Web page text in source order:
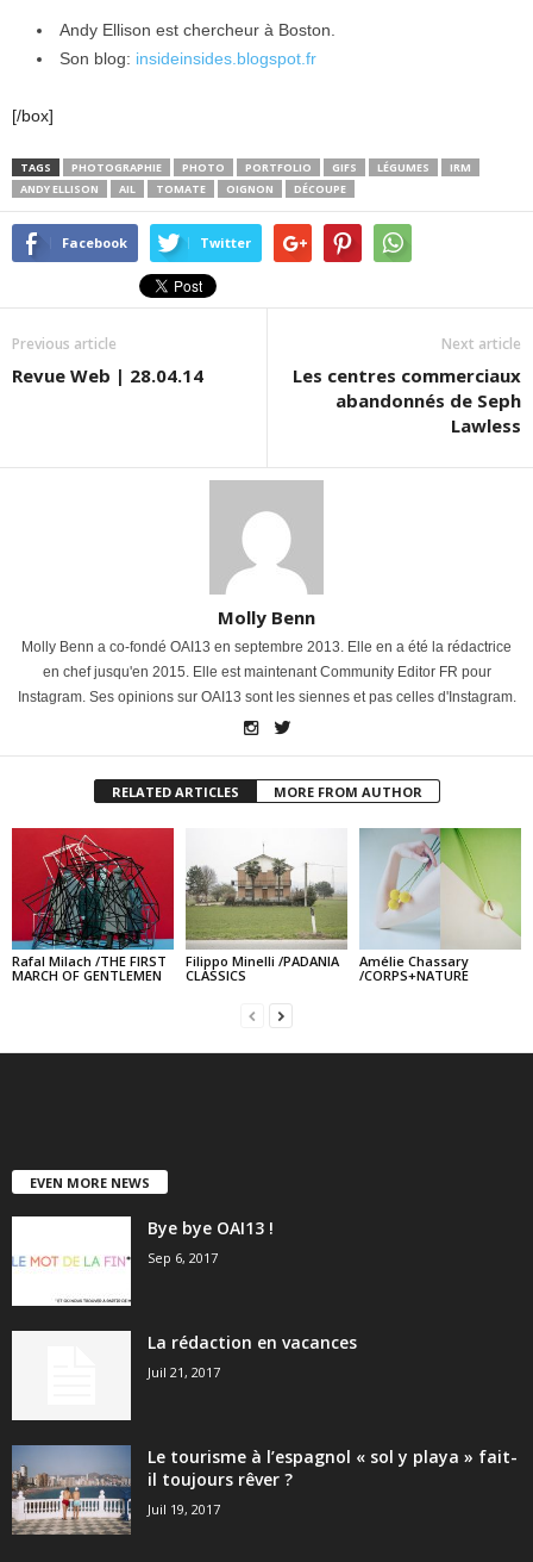
Andy Ellison est chercheur à Boston.
Son blog: insideinsides.blogspot.fr
[/box]
TAGS PHOTOGRAPHIE PHOTO PORTFOLIO GIFS LÉGUMES
IRM
ANDY ELLISON
AIL TOMATE OIGNON DÉCOUPE
Facebook Twitter
Previous article
Revue Web | 28.04.14
Next article
Les centres commerciaux
abandonnés de Seph
Lawless
Molly Benn
Molly Benn a co-fondé OAI13 en septembre 2013. Elle en a été la rédactrice
en chef jusqu'en 2015. Elle est maintenant Community Editor FR pour
Instagram. Ses opinions sur OAI13 sont les siennes et pas celles d'Instagram.
RELATED ARTICLES MORE FROM AUTHOR
Rafal Milach /THE FIRST
MARCH OF GENTLEMEN
Filippo Minelli /PADANIA
CLASSICS
Amélie Chassary
/CORPS+NATURE
EVEN MORE NEWS
Bye bye OAI13 !
Sep 6, 2017
La rédaction en vacances
Juil 21, 2017
Le tourisme à l’espagnol « sol y playa » fait-
il toujours rêver ?
Juil 19, 2017